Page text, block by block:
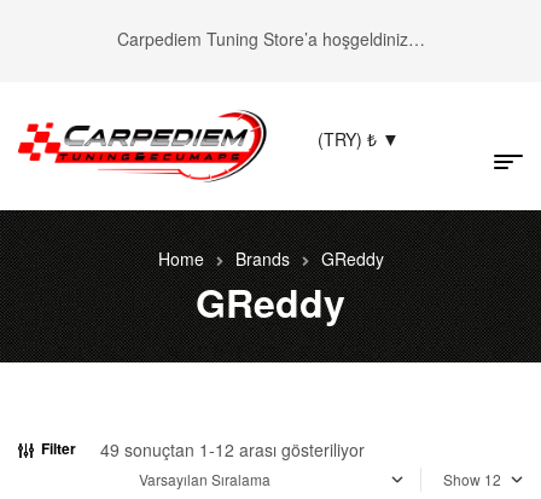
Carpediem Tuning Store’a hoşgeldiniz…
(TRY) ₺
Home Brands GReddy
GReddy
Filter 49 sonuçtan 1-12 arası gösteriliyor
Show